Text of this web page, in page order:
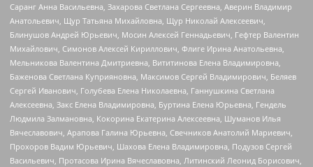
Саранг Анна Васильевна, Захарова Светлана Сергеевна, Аверин Владимир
Анатольевич, Щур Татьяна Михайловна, Щур Николай Алексеевич,
Блинушов Андрей Юрьевич, Мосин Алексей Геннадьевич, Гефтер Валентин
Михайлович, Симонов Алексей Кириллович, Флиге Ирина Анатольевна,
Мельникова Валентина Дмитриевна, Вититинова Елена Владимировна,
Баженова Светлана Куприяновна, Максимов Сергей Владимирович, Беляев
Сергей Иванович, Голубева Елена Николаевна, Ганнушкина Светлана
Алексеевна, Закс Елена Владимировна, Буртина Елена Юрьевна, Гендель
Людмила Залмановна, Кокорина Екатерина Алексеевна, Шуманов Илья
Вячеславович, Арапова Галина Юрьевна, Свечников Анатолий Мариевич,
Прохоров Вадим Юрьевич, Шахова Елена Владимировна, Подузов Сергей
Васильевич, Протасова Ирина Вячеславовна, Литинский Леонид Борисович,